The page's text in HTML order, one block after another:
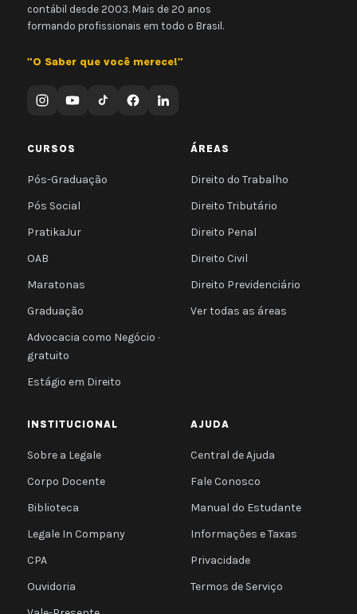
contábil desde 2003. Mais de 20 anos
formando profissionais em todo o Brasil.
"O Saber que você merece!"
CURSOS
Pós-Graduação
Pós Social
PratikaJur
OAB
Maratonas
Graduação
Advocacia como Negócio ·
gratuito
Estágio em Direito
ÁREAS
Direito do Trabalho
Direito Tributário
Direito Penal
Direito Civil
Direito Previdenciário
Ver todas as áreas
INSTITUCIONAL
Sobre a Legale
Corpo Docente
Biblioteca
Legale In Company
CPA
Ouvidoria
AJUDA
Central de Ajuda
Fale Conosco
Manual do Estudante
Informações e Taxas
Privacidade
Termos de Serviço